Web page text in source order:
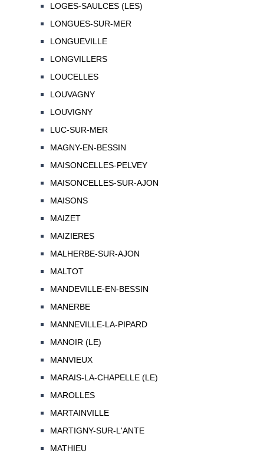
LOGES-SAULCES (LES)
LONGUES-SUR-MER
LONGUEVILLE
LONGVILLERS
LOUCELLES
LOUVAGNY
LOUVIGNY
LUC-SUR-MER
MAGNY-EN-BESSIN
MAISONCELLES-PELVEY
MAISONCELLES-SUR-AJON
MAISONS
MAIZET
MAIZIERES
MALHERBE-SUR-AJON
MALTOT
MANDEVILLE-EN-BESSIN
MANERBE
MANNEVILLE-LA-PIPARD
MANOIR (LE)
MANVIEUX
MARAIS-LA-CHAPELLE (LE)
MAROLLES
MARTAINVILLE
MARTIGNY-SUR-L'ANTE
MATHIEU